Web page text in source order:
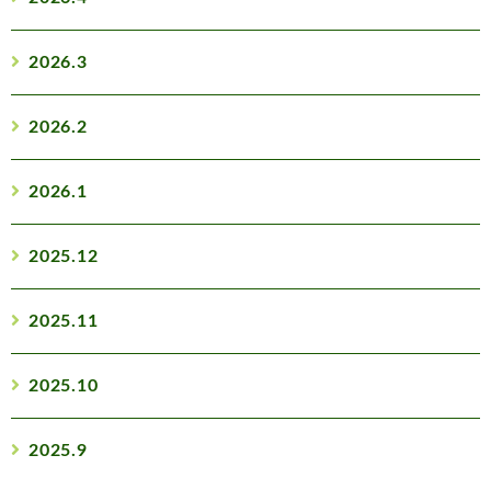
2026.3
2026.2
2026.1
2025.12
2025.11
2025.10
2025.9